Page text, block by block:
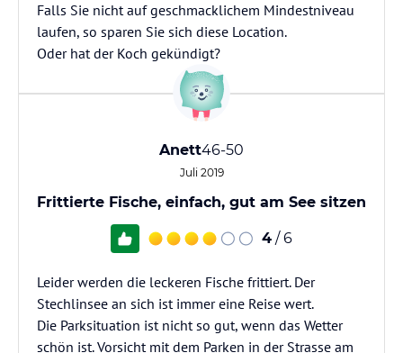
Falls Sie nicht auf geschmacklichem Mindestniveau
laufen, so sparen Sie sich diese Location.
Oder hat der Koch gekündigt?
Anett46-50
Juli 2019
Frittierte Fische, einfach, gut am See sitzen
4 / 6
Leider werden die leckeren Fische frittiert. Der
Stechlinsee an sich ist immer eine Reise wert.
Die Parksituation ist nicht so gut, wenn das Wetter
schön ist. Vorsicht mit dem Parken in der Strasse am